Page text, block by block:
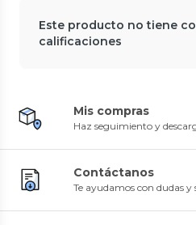
Este producto no tiene
calificaciones
Mis compras
Haz seguimiento y
Contáctanos
Te ayudamos con dudas y